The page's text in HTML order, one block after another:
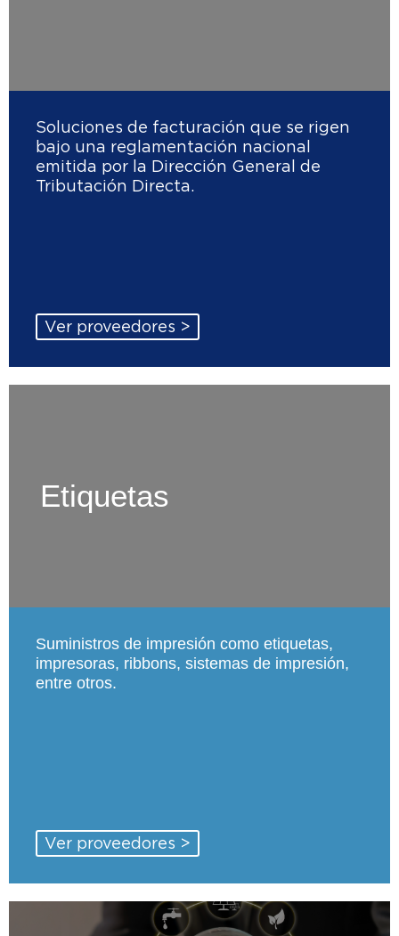
Soluciones de facturación que se rigen
bajo una reglamentación nacional
emitida por la Dirección General de
Tributación Directa.
Ver proveedores >
Etiquetas
Suministros de impresión como etiquetas,
impresoras, ribbons, sistemas de impresión,
entre otros.
Ver proveedores >